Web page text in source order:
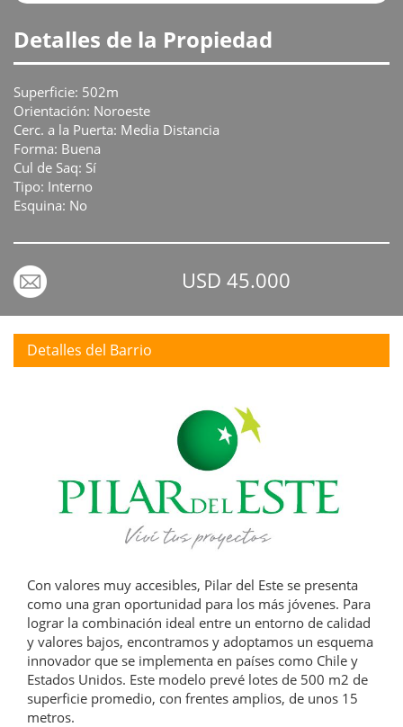
Detalles de la Propiedad
Superficie: 502m
Orientación: Noroeste
Cerc. a la Puerta: Media Distancia
Forma: Buena
Cul de Saq: Sí
Tipo: Interno
Esquina: No
USD 45.000
Detalles del Barrio
Con valores muy accesibles, Pilar del Este se presenta
como una gran oportunidad para los más jóvenes. Para
lograr la combinación ideal entre un entorno de calidad
y valores bajos, encontramos y adoptamos un esquema
innovador que se implementa en países como Chile y
Estados Unidos. Este modelo prevé lotes de 500 m2 de
superficie promedio, con frentes amplios, de unos 15
metros.